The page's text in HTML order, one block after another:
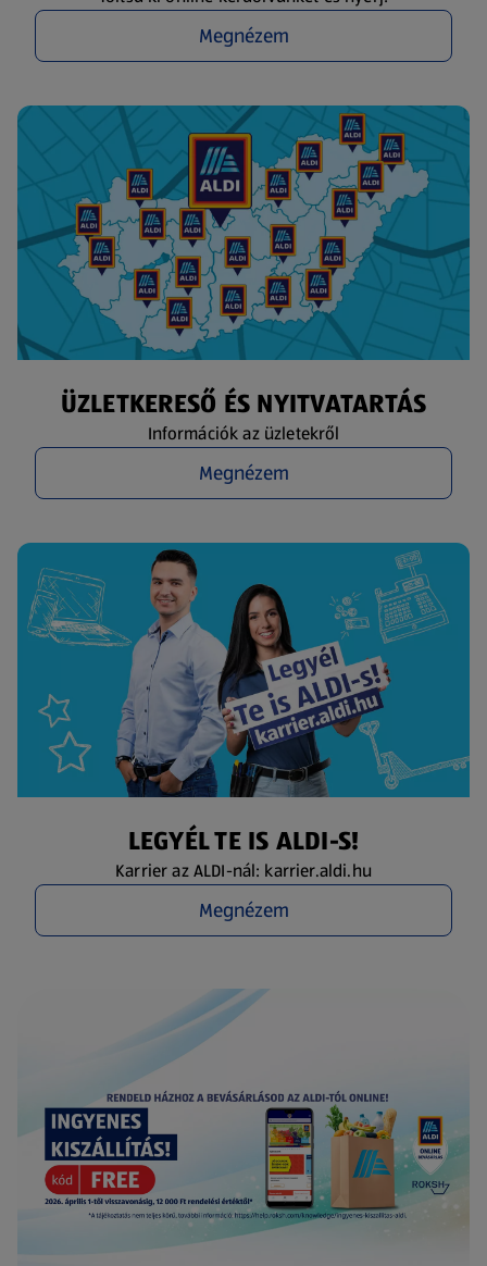
Megnézem
ÜZLETKERESŐ ÉS NYITVATARTÁS
Információk az üzletekről
Megnézem
LEGYÉL TE IS ALDI-S!
Karrier az ALDI-nál: karrier.aldi.hu
Megnézem